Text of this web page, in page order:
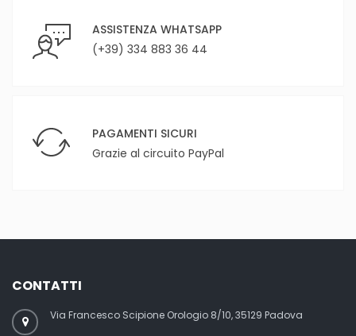
ASSISTENZA WHATSAPP
(+39) 334 883 36 44
PAGAMENTI SICURI
Grazie al circuito PayPal
CONTATTI
Via Francesco Scipione Orologio 8/10, 35129 Padova